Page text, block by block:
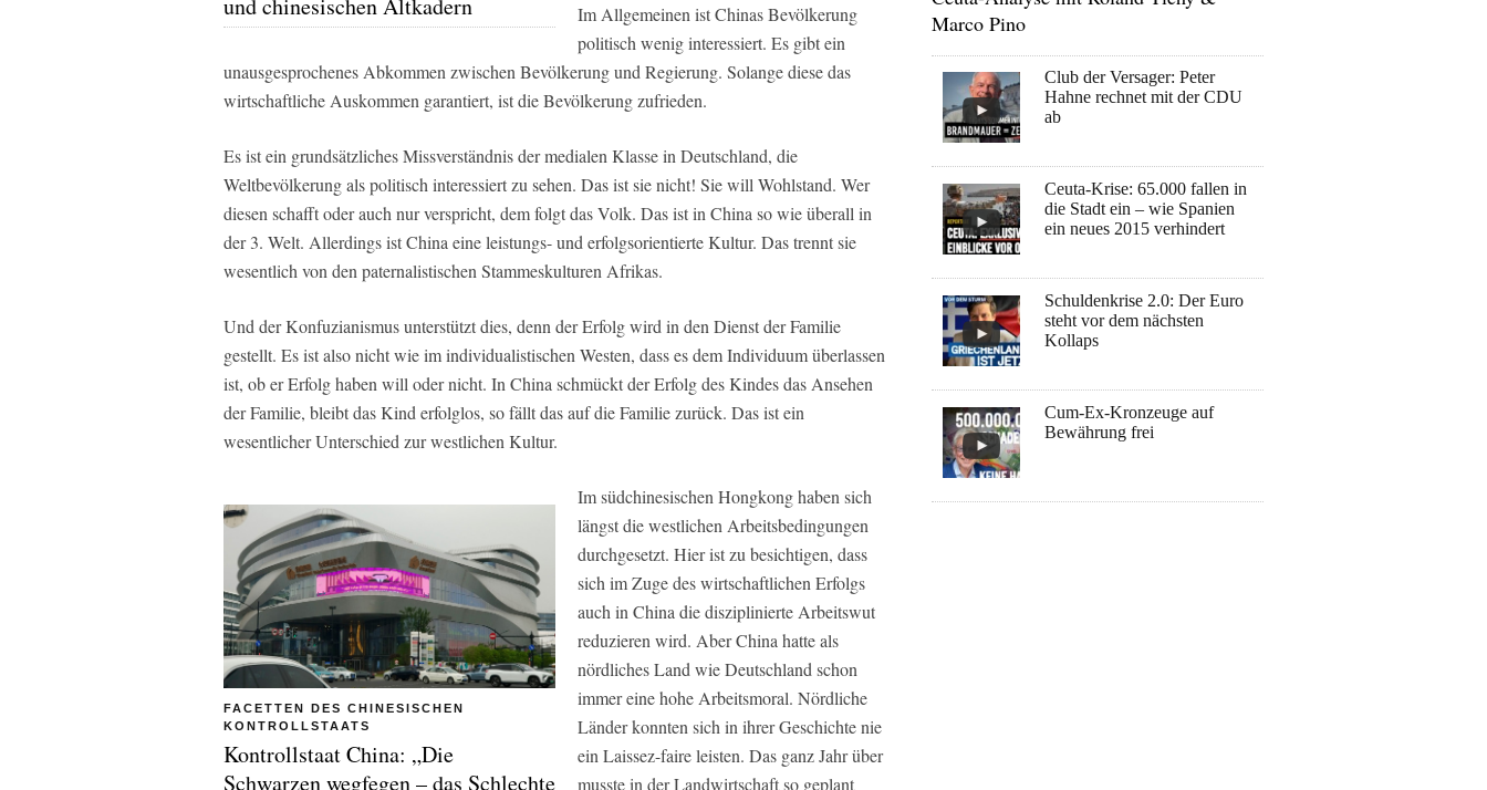
und chinesischen Altkadern
Im Allgemeinen ist Chinas Bevölkerung
politisch wenig interessiert. Es gibt ein
unausgesprochenes Abkommen zwischen Bevölkerung und Regierung. Solange diese das
wirtschaftliche Auskommen garantiert, ist die Bevölkerung zufrieden.
Es ist ein grundsätzliches Missverständnis der medialen Klasse in Deutschland, die
Weltbevölkerung als politisch interessiert zu sehen. Das ist sie nicht! Sie will Wohlstand. Wer
diesen schafft oder auch nur verspricht, dem folgt das Volk. Das ist in China so wie überall in
der 3. Welt. Allerdings ist China eine leistungs- und erfolgsorientierte Kultur. Das trennt sie
wesentlich von den paternalistischen Stammeskulturen Afrikas.
Und der Konfuzianismus unterstützt dies, denn der Erfolg wird in den Dienst der Familie
gestellt. Es ist also nicht wie im individualistischen Westen, dass es dem Individuum überlassen
ist, ob er Erfolg haben will oder nicht. In China schmückt der Erfolg des Kindes das Ansehen
der Familie, bleibt das Kind erfolglos, so fällt das auf die Familie zurück. Das ist ein
wesentlicher Unterschied zur westlichen Kultur.
FACETTEN DES CHINESISCHEN
KONTROLLSTAATS
Kontrollstaat China: „Die
Schwarzen wegfegen – das Schlechte
Im südchinesischen Hongkong haben sich
längst die westlichen Arbeitsbedingungen
durchgesetzt. Hier ist zu besichtigen, dass
sich im Zuge des wirtschaftlichen Erfolgs
auch in China die disziplinierte Arbeitswut
reduzieren wird. Aber China hatte als
nördliches Land wie Deutschland schon
immer eine hohe Arbeitsmoral. Nördliche
Länder konnten sich in ihrer Geschichte nie
ein Laissez-faire leisten. Das ganz Jahr über
musste in der Landwirtschaft so geplant
Marco Pino
Club der Versager: Peter
Hahne rechnet mit der CDU
ab
Ceuta-Krise: 65.000 fallen in
die Stadt ein – wie Spanien
ein neues 2015 verhindert
Schuldenkrise 2.0: Der Euro
steht vor dem nächsten
Kollaps
Cum-Ex-Kronzeuge auf
Bewährung frei